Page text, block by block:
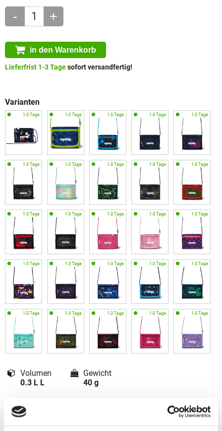
- +
in den Warenkorb
Lieferfrist 1-3 Tagesofort versandfertig!
Varianten
Volumen
0.3 L L
Gewicht
40 g
1 x 14 x 10 cm